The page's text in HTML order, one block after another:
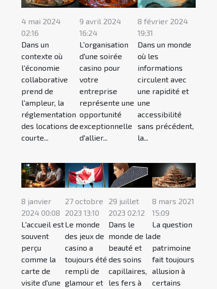
4 mai 2024
02:16
Dans un
contexte où
l'économie
collaborative
prend de
l'ampleur, la
réglementation
des locations de
courte...
9 avril 2024
16:24
L'organisation
d'une soirée
casino pour
votre
entreprise
représente une
opportunité
exceptionnelle
d'allier...
8 février 2024
19:31
Dans un monde
où les
informations
circulent avec
une rapidité et
une
accessibilité
sans précédent,
la...
8 janvier
2024 00:08
L'accueil est
souvent
perçu
comme la
carte de
visite d'une
27 octobre
2023 13:10
Le monde
des jeux de
casino a
toujours été
rempli de
glamour et
29 juillet
2023 02:12
Dans le
monde de la
beauté et
des soins
capillaires,
les fers à
8 mars 2021
15:09
La question
de
patrimoine
fait toujours
allusion à
certains